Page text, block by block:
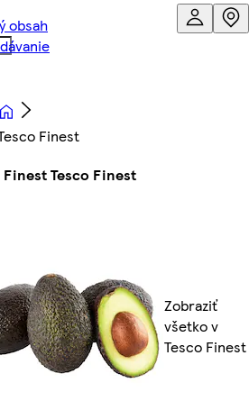
obsah
Finest
Finest Tesco Finest
Zobraziť
všetko v
Tesco Finest